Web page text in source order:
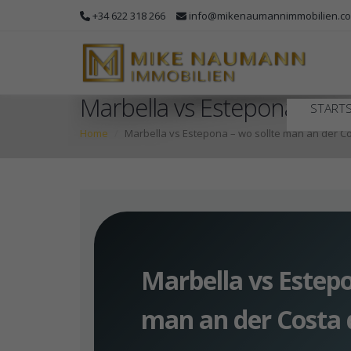
+34 622 318 266
Marbella vs Estepona –
Home Marbella vs Estepona – wo sollte man an der
Marbella vs
man an der Costa